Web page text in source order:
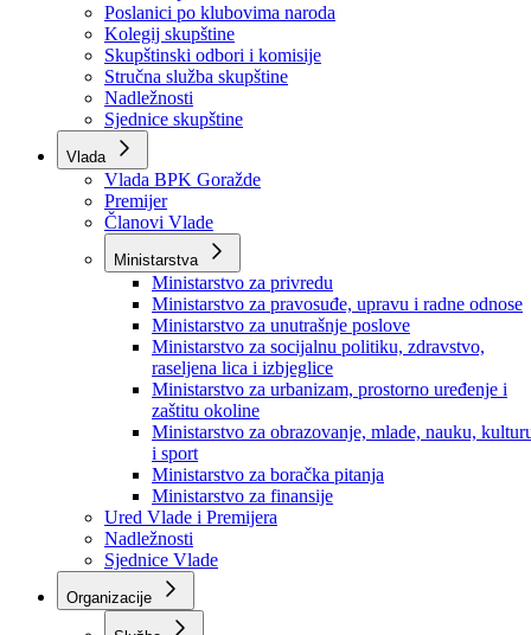
Skupština BPK Goražde
Rukovodstvo
Poslanici po strankama
Poslanici po klubovima naroda
Kolegij skupštine
Skupštinski odbori i komisije
Stručna služba skupštine
Nadležnosti
Sjednice skupštine
Vlada
Vlada BPK Goražde
Premijer
Članovi Vlade
Ministarstva
Ministarstvo za privredu
Ministarstvo za pravosuđe, upravu i radne odnose
Ministarstvo za unutrašnje poslove
Ministarstvo za socijalnu politiku, zdravstvo,
raseljena lica i izbjeglice
Ministarstvo za urbanizam, prostorno uređenje i
zaštitu okoline
Ministarstvo za obrazovanje, mlade, nauku,
i sport
Ministarstvo za boračka pitanja
Ministarstvo za finansije
Ured Vlade i Premijera
Nadležnosti
Sjednice Vlade